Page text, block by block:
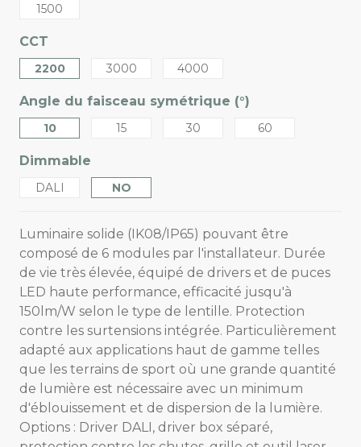
1500
CCT
2200 3000 4000
Angle du faisceau symétrique (°)
10 15 30 60
Dimmable
DALI NO
Luminaire solide (IK08/IP65) pouvant être
composé de 6 modules par l'installateur. Durée
de vie très élevée, équipé de drivers et de puces
LED haute performance, efficacité jusqu'à
150lm/W selon le type de lentille. Protection
contre les surtensions intégrée. Particulièrement
adapté aux applications haut de gamme telles
que les terrains de sport où une grande quantité
de lumière est nécessaire avec un minimum
d'éblouissement et de dispersion de la lumière.
Options : Driver DALI, driver box séparé,